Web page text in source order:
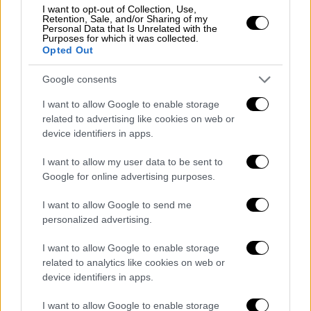
I want to opt-out of Collection, Use,
Retention, Sale, and/or Sharing of my
Personal Data that Is Unrelated with the
Purposes for which it was collected.
Opted Out
Google consents
I want to allow Google to enable storage
related to advertising like cookies on web or
device identifiers in apps.
I want to allow my user data to be sent to
Google for online advertising purposes.
I want to allow Google to send me
personalized advertising.
I want to allow Google to enable storage
related to analytics like cookies on web or
device identifiers in apps.
I want to allow Google to enable storage
Μήπως τελικάδεν ωριμάζουμε τόσο όσο
νομίζουμε; Μήπως απλώς μαθαίνουμε να
κρύβουμε καλύτερα τις εμμονές μας; Ή
μήπως ο αθλητισμός είναι από τα τελευταία
μέρη όπου ο άνθρωπος επιτρέπει στον
εαυτό του ναπαραμένει παιδί ; Και εδώ
αποδεκτές όλες οι προσεγγίσεις.
Γιατί εκείνο το παιδί πουφώναζε στην
τηλεόραση, που πίστευε ότι «φέτος είναι η
χρονιά μας», που ένιωθε αδικημένο από έναν
διαιτητή,δεν εξαφανίζεται πραγματικά
. Απλώς φοράει πουκάμισο, πληρώνει
λογαριασμούς και προσπαθεί να δείχνει πιο
σοβαρό.
Κάπου ανάμεσα στις υποχρεώσεις, στις